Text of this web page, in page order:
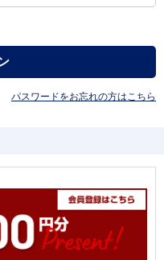
パスワードをお忘れの方はこちら